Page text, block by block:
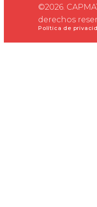
©2026.
derechos
Política de